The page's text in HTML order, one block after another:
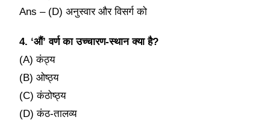
Ans – (D) अनुस्वार और विसर्ग को
4. ‘औं’ वर्ण का उच्चारण-स्थान क्या है?
(A) कंठ्य
(B) ओष्ठ्य
(C) कंठोष्ठ्य
(D) कंठ-तालव्य